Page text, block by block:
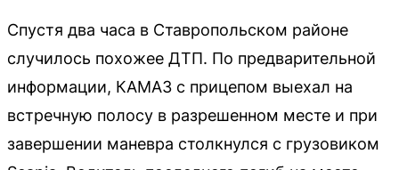
Спустя два часа в Ставропольском районе
случилось похожее ДТП. По предварительной
информации, КАМАЗ с прицепом выехал на
встречную полосу в разрешенном месте и при
завершении маневра столкнулся с грузовиком